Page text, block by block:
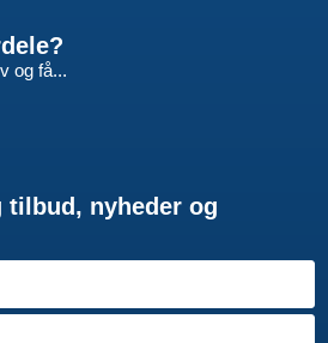
og få...
tilbud, nyheder og